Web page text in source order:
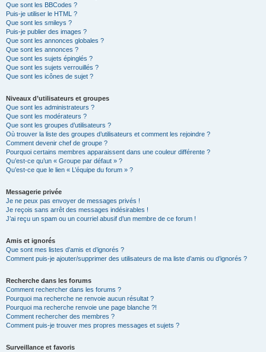
Que sont les BBCodes ?
Puis-je utiliser le HTML ?
Que sont les smileys ?
Puis-je publier des images ?
Que sont les annonces globales ?
Que sont les annonces ?
Que sont les sujets épinglés ?
Que sont les sujets verrouillés ?
Que sont les icônes de sujet ?
Niveaux d’utilisateurs et groupes
Que sont les administrateurs ?
Que sont les modérateurs ?
Que sont les groupes d’utilisateurs ?
Où trouver la liste des groupes d’utilisateurs et comment les rejoindre ?
Comment devenir chef de groupe ?
Pourquoi certains membres apparaissent dans une couleur différente ?
Qu’est-ce qu’un « Groupe par défaut » ?
Qu’est-ce que le lien « L’équipe du forum » ?
Messagerie privée
Je ne peux pas envoyer de messages privés !
Je reçois sans arrêt des messages indésirables !
J’ai reçu un spam ou un courriel abusif d’un membre de ce forum !
Amis et ignorés
Que sont mes listes d’amis et d’ignorés ?
Comment puis-je ajouter/supprimer des utilisateurs de ma liste d’amis ou d’ignorés ?
Recherche dans les forums
Comment rechercher dans les forums ?
Pourquoi ma recherche ne renvoie aucun résultat ?
Pourquoi ma recherche renvoie une page blanche ?!
Comment rechercher des membres ?
Comment puis-je trouver mes propres messages et sujets ?
Surveillance et favoris